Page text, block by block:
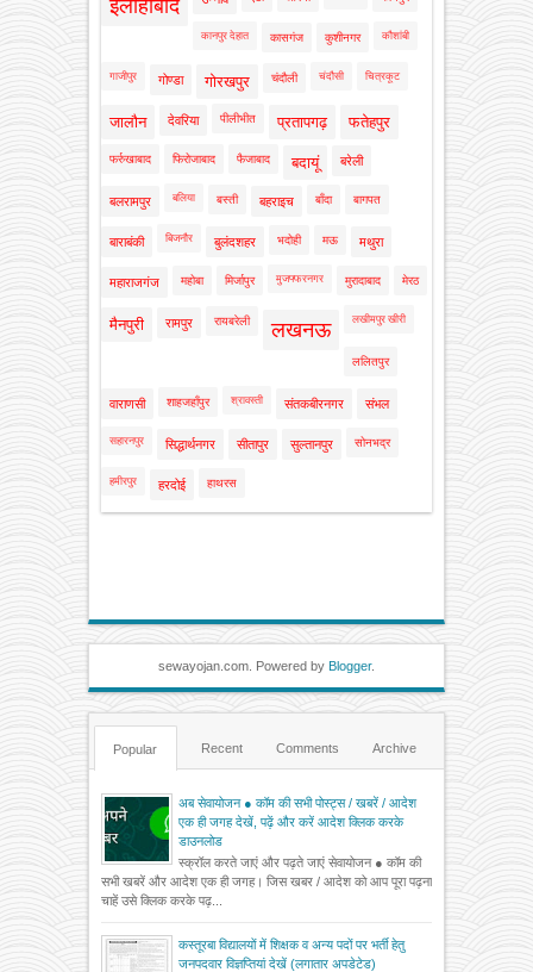
इलाहाबाद
कानपुर देहात कासगंज कुशीनगर कौशांबी
गाजीपुर गोण्डा गोरखपुर चंदौली चंदौसी चित्रकूट
जालौन देवरिया पीलीभीत प्रतापगढ़ फतेहपुर
फर्रुखाबाद फिरोजाबाद फैजाबाद बदायूं बरेली
बलरामपुर बलिया बस्ती बहराइच बाँदा बागपत
बाराबंकी बिजनौर बुलंदशहर भदोही मऊ मथुरा
महाराजगंज महोबा मिर्जापुर मुजफ्फरनगर मुरादाबाद मेरठ
मैनपुरी रामपुर रायबरेली लखनऊ लखीमपुर खीरी
ललितपुर
वाराणसी शाहजहाँपुर श्रावस्ती संतकबीरनगर संभल
सहारनपुर सिद्धार्थनगर सीतापुर सुल्तानपुर सोनभद्र
हमीरपुर हरदोई हाथरस
sewayojan.com. Powered by Blogger.
Popular Recent Comments Archive
अब सेवायोजन ● कॉम की सभी पोस्ट्स / खबरें / आदेश
एक ही जगह देखें, पढ़ें और करें आदेश क्लिक करके
डाउनलोड
स्क्रॉल करते जाएं और पढ़ते जाएं सेवायोजन ● कॉम की
सभी खबरें और आदेश एक ही जगह। जिस खबर / आदेश को आप पूरा पढ़ना
चाहें उसे क्लिक करके पढ़...
कस्तूरबा विद्यालयों में शिक्षक व अन्य पदों पर भर्ती हेतु
जनपदवार विज्ञप्तियां देखें (लगातार अपडेटेड)